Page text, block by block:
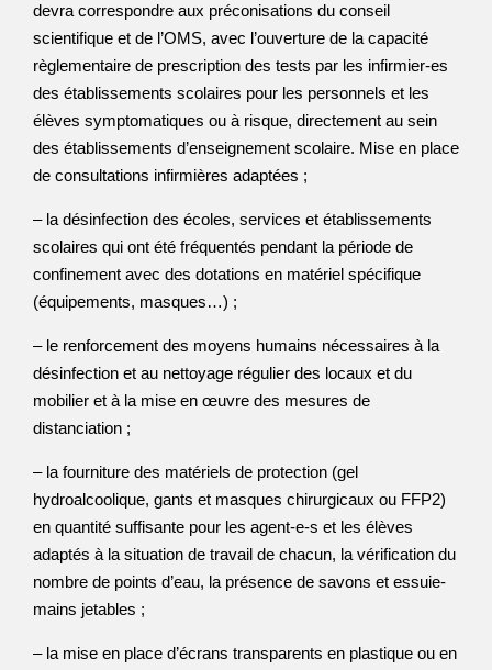
devra correspondre aux préconisations du conseil
scientifique et de l’OMS, avec l’ouverture de la capacité
règlementaire de prescription des tests par les infirmier-es
des établissements scolaires pour les personnels et les
élèves symptomatiques ou à risque, directement au sein
des établissements d’enseignement scolaire. Mise en place
de consultations infirmières adaptées ;
– la désinfection des écoles, services et établissements
scolaires qui ont été fréquentés pendant la période de
confinement avec des dotations en matériel spécifique
(équipements, masques…) ;
– le renforcement des moyens humains nécessaires à la
désinfection et au nettoyage régulier des locaux et du
mobilier et à la mise en œuvre des mesures de
distanciation ;
– la fourniture des matériels de protection (gel
hydroalcoolique, gants et masques chirurgicaux ou FFP2)
en quantité suffisante pour les agent-e-s et les élèves
adaptés à la situation de travail de chacun, la vérification du
nombre de points d’eau, la présence de savons et essuie-
mains jetables ;
– la mise en place d’écrans transparents en plastique ou en